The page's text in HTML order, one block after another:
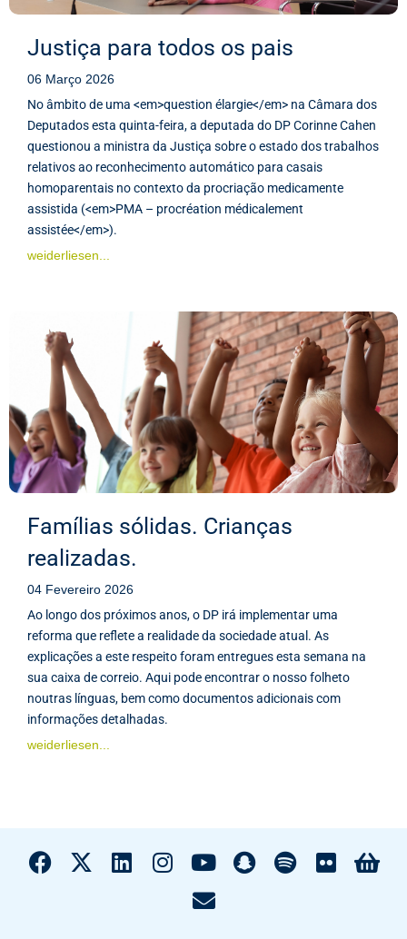
Justiça para todos os pais
06 Março 2026
No âmbito de uma <em>question élargie</em> na Câmara dos
Deputados esta quinta-feira, a deputada do DP Corinne Cahen
questionou a ministra da Justiça sobre o estado dos trabalhos
relativos ao reconhecimento automático para casais
homoparentais no contexto da procriação medicamente
assistida (<em>PMA – procréation médicalement
assistée</em>).
weiderliesen...
Famílias sólidas. Crianças
realizadas.
04 Fevereiro 2026
Ao longo dos próximos anos, o DP irá implementar uma
reforma que reflete a realidade da sociedade atual. As
explicações a este respeito foram entregues esta semana na
sua caixa de correio. Aqui pode encontrar o nosso folheto
noutras línguas, bem como documentos adicionais com
informações detalhadas.
weiderliesen...